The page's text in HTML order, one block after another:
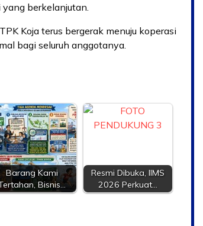
berkelanjutan.
Koja terus bergerak menuju koperasi
bagi seluruh anggotanya.
Barang Kami
Bisnis…
Resmi Dibuka, IIMS
2026 Perkuat…